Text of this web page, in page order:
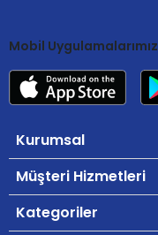
Mobil Uygulamalarımız
Kurumsal
Müşteri Hizmetleri
Kategoriler